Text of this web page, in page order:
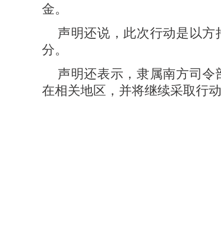
金。
声明还说，此次行动是以
分。
声明还表示，隶属南方司
在相关地区，并将继续采取行